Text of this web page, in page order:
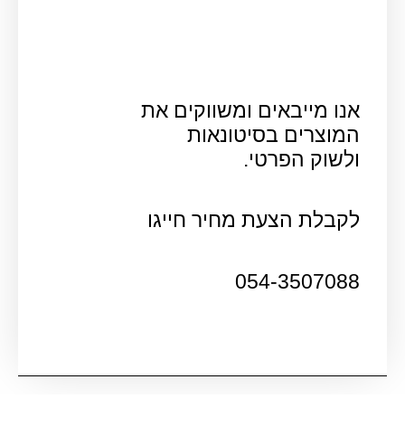
אנו מייבאים ומשווקים את
המוצרים בסיטונאות
ולשוק הפרטי.
לקבלת הצעת מחיר חייגו
054-3507088